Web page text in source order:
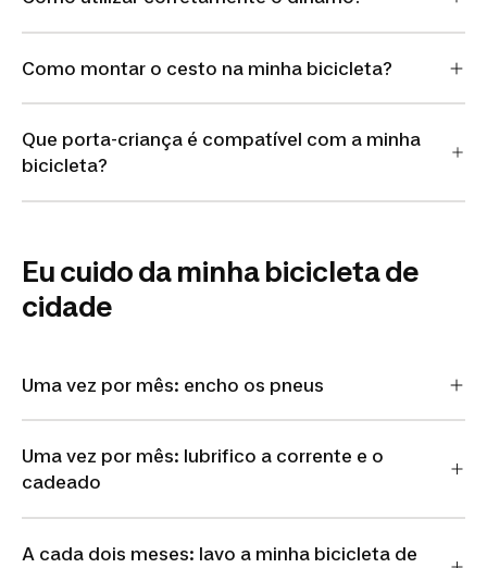
Como montar o cesto na minha bicicleta?
Que porta-criança é compatível com a minha
bicicleta?
Eu cuido da minha bicicleta de
cidade
Uma vez por mês: encho os pneus
Uma vez por mês: lubrifico a corrente e o
cadeado
A cada dois meses: lavo a minha bicicleta de